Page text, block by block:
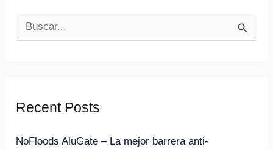
a
Recent Posts
NoFloods AluGate – La mejor barrera anti-